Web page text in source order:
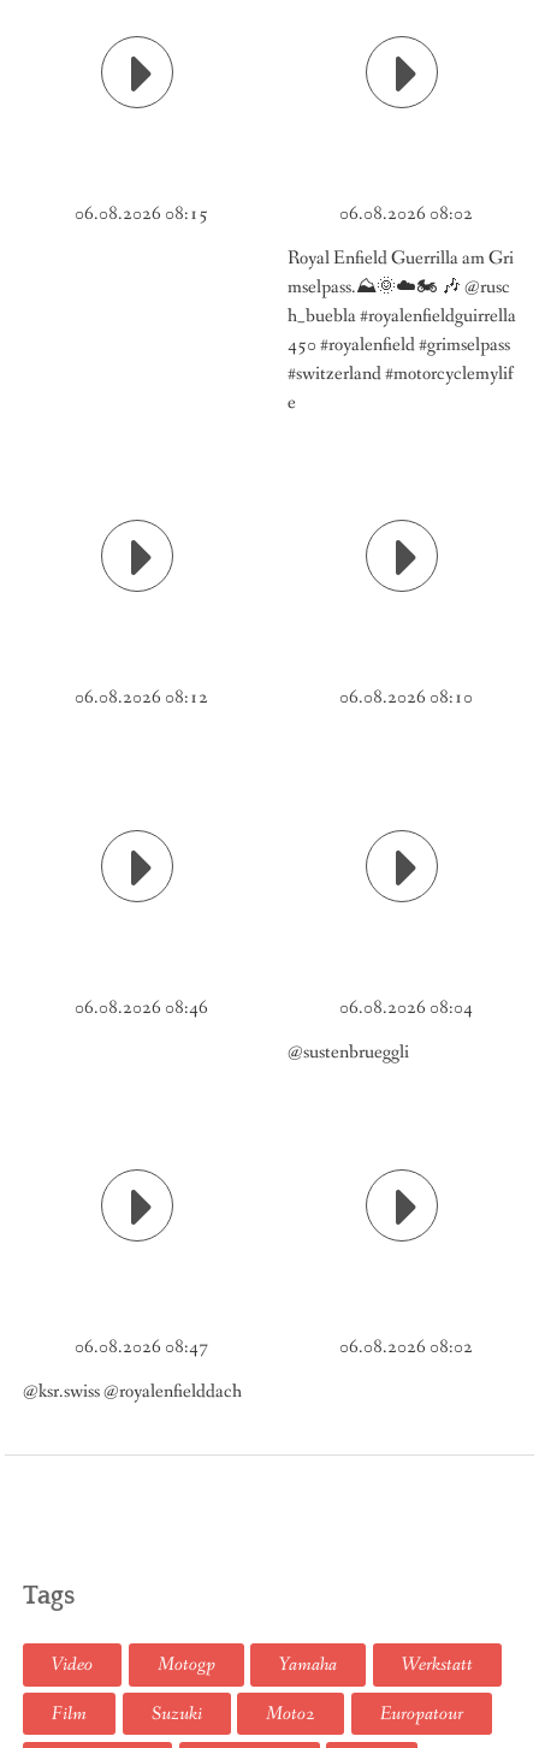
06.08.2026 08:15
06.08.2026 08:02
Royal Enfield Guerrilla am Gri
mselpass.⛰️🌞☁️🏍️ 🎶 @rusc
h_buebla #royalenfieldguirrella
450 #royalenfield #grimselpass
#switzerland #motorcyclemylif
e
06.08.2026 08:12 06.08.2026 08:10
06.08.2026 08:46
06.08.2026 08:04
@sustenbrueggli
06.08.2026 08:47
@ksr.swiss @royalenfielddach
06.08.2026 08:02
Tags
Video Motogp Yamaha
Werkstatt
Film
Suzuki Moto2
Europatour